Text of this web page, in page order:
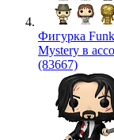
Фигурка
Mystery в
(83667)